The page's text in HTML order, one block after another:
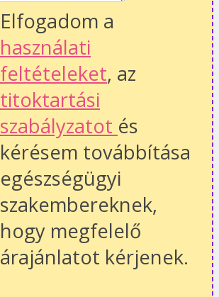
Elfogadom a
használati
feltételeket, az
titoktartási
szabályzatot és
kérésem továbbítása
egészségügyi
szakembereknek,
hogy megfelelő
árajánlatot kérjenek.